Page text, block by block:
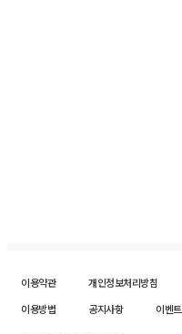
이용약관 개인정보처리방침
이용방법
공지사항 이벤트